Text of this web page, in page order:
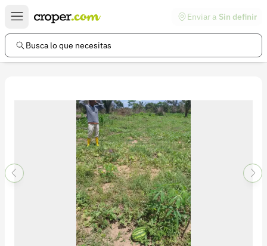
Enviar a Sin definir
Busca lo que necesitas
Enlaces de interés
Preguntas frecuentes
Información legal
Términos y condiciones
Política de devoluciones
Política de privacidad